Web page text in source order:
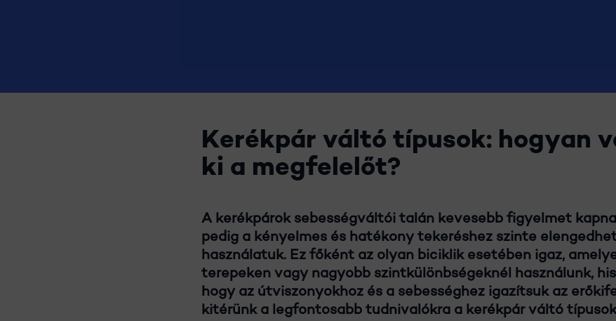
Kerékpár váltó típusok: hogyan
ki a megfelelőt?
A kerékpárok sebességváltói talán kevesebb figyelmet
pedig a kényelmes és hatékony tekeréshez szinte
használatuk. Ez főként az olyan biciklik esetében igaz,
terepeken vagy nagyobb szintkülönbségeknél használunk,
hogy az útviszonyokhoz és a sebességhez igazítsuk az
kitérünk a legfontosabb tudnivalókra a kerékpár váltó